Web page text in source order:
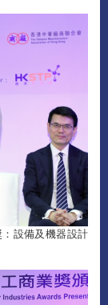
設備及機器設計